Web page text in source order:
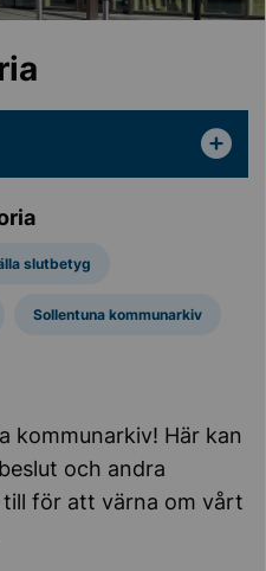
slutbetyg
Sollentuna kommunarkiv
kommunarkiv! Här kan
och andra
för att värna om vårt